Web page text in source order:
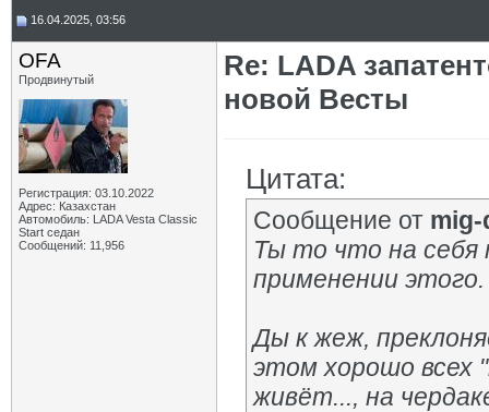
16.04.2025, 03:56
OFA
Продвинутый
Регистрация: 03.10.2022
Адрес: Казахстан
Автомобиль: LADA Vesta Classic
Start седан
Сообщений: 11,956
Re: LADA
новой Весты
Цитата:
Сообщение от
Ты то что на себя
применении этого.
Ды к жеж,
этом хорошо всех
живёт..., на